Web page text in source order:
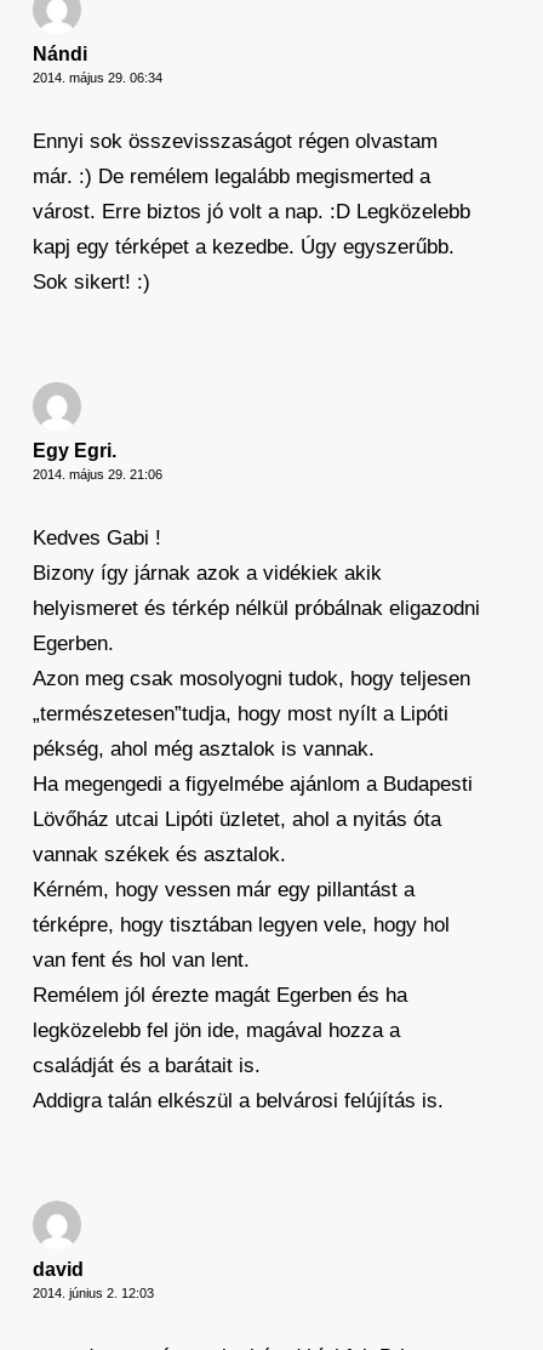
Nándi
2014. május 29. 06:34
Ennyi sok összevisszaságot régen olvastam
már. :) De remélem legalább megismerted a
várost. Erre biztos jó volt a nap. :D Legközelebb
kapj egy térképet a kezedbe. Úgy egyszerűbb.
Sok sikert! :)
Egy Egri.
2014. május 29. 21:06
Kedves Gabi !
Bizony így járnak azok a vidékiek akik
helyismeret és térkép nélkül próbálnak eligazodni
Egerben.
Azon meg csak mosolyogni tudok, hogy teljesen
„természetesen”tudja, hogy most nyílt a Lipóti
pékség, ahol még asztalok is vannak.
Ha megengedi a figyelmébe ajánlom a Budapesti
Lövőház utcai Lipóti üzletet, ahol a nyitás óta
vannak székek és asztalok.
Kérném, hogy vessen már egy pillantást a
térképre, hogy tisztában legyen vele, hogy hol
van fent és hol van lent.
Remélem jól érezte magát Egerben és ha
legközelebb fel jön ide, magával hozza a
családját és a barátait is.
Addigra talán elkészül a belvárosi felújítás is.
david
2014. június 2. 12:03